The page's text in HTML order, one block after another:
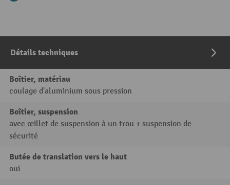
Détails techniques
Boîtier, matériau
coulage d'aluminium sous pression
Boîtier, suspension
avec œillet de suspension à un trou + suspension de
sécurité
Butée de translation vers le haut
oui